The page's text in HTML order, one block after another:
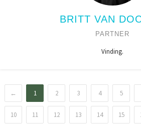
BRITT VAN
PARTNER
Vinding.
← 1 2 3 4 5
10 11 12 13 14 15